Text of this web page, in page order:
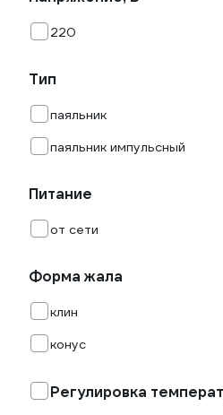
220
Тип
паяльник
паяльник импульсный
Питание
от сети
Форма жала
клин
конус
Регулировка